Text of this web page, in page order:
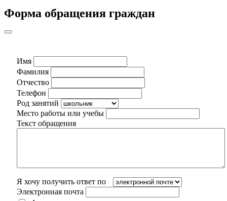
Форма обращения граждан
Имя
Фамилия
Отчество
Телефон
Род занятий
Место работы или учебы
Текст обращения
Я хочу получить ответ по
Электронная почта